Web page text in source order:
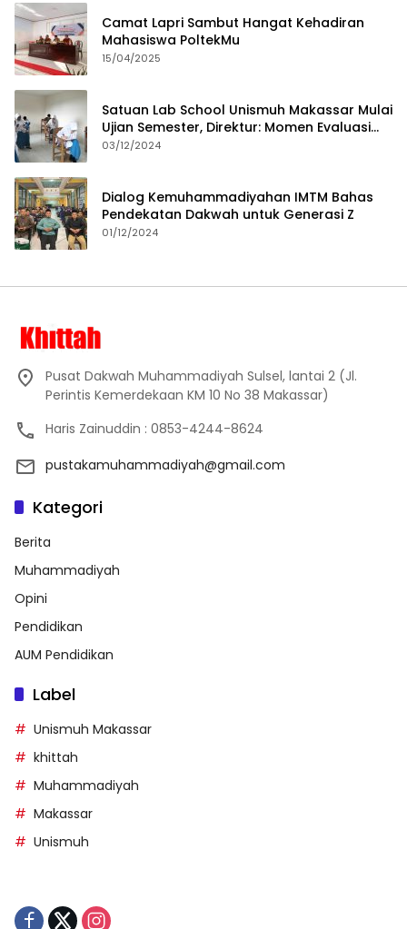
Camat Lapri Sambut Hangat Kehadiran
Mahasiswa PoltekMu
15/04/2025
Satuan Lab School Unismuh Makassar Mulai
Ujian Semester, Direktur: Momen Evaluasi
Proses Pembelajaran
03/12/2024
Dialog Kemuhammadiyahan IMTM Bahas
Pendekatan Dakwah untuk Generasi Z
01/12/2024
Pusat Dakwah Muhammadiyah Sulsel, lantai 2 (Jl.
Perintis Kemerdekaan KM 10 No 38 Makassar)
Haris Zainuddin : 0853-4244-8624
pustakamuhammadiyah@gmail.com
Kategori
Berita
Muhammadiyah
Opini
Pendidikan
AUM Pendidikan
Label
Unismuh Makassar
khittah
Muhammadiyah
Makassar
Unismuh